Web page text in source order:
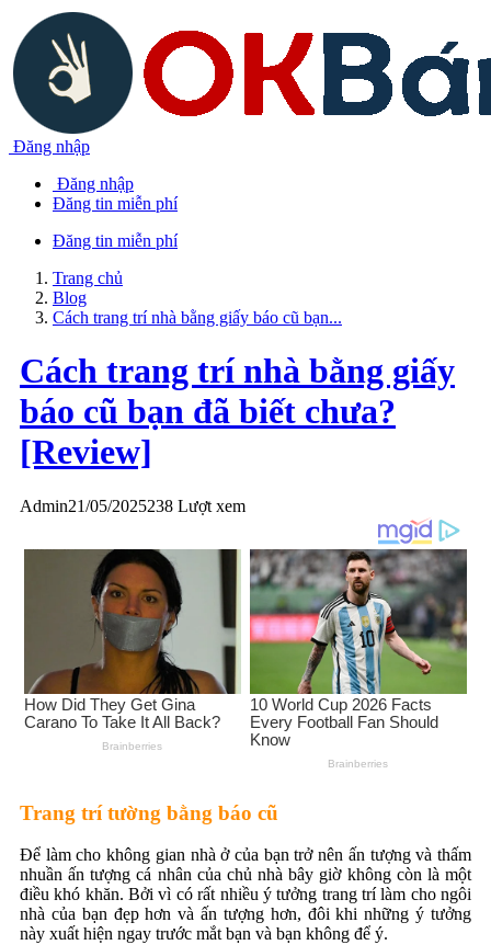
Đăng nhập
Đăng nhập
Đăng tin miễn phí
Đăng tin miễn phí
Trang chủ
Blog
Cách trang trí nhà bằng giấy báo cũ bạn...
Cách trang trí nhà bằng giấy
báo cũ bạn đã biết chưa?
[Review]
Admin21/05/2025238 Lượt xem
Trang trí tường bằng báo cũ
Để làm cho không gian nhà ở của bạn trở nên ấn tượng và thấm
nhuần ấn tượng cá nhân của chủ nhà bây giờ không còn là một
điều khó khăn. Bởi vì có rất nhiều ý tưởng trang trí làm cho ngôi
nhà của bạn đẹp hơn và ấn tượng hơn, đôi khi những ý tưởng
này xuất hiện ngay trước mắt bạn và bạn không để ý.